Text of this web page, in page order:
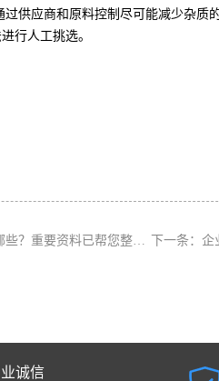
应商和原料控制尽可能减少杂质
行人工挑选。
重要资料已帮您整理。 下一条： 企
诚信